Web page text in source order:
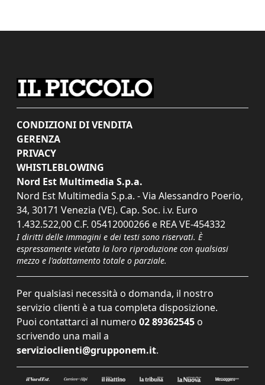
CONDIZIONI DI VENDITA
GERENZA
PRIVACY
WHISTLEBLOWING
Nord Est Multimedia S.p.a.
Nord Est Multimedia S.p.a. - Via Alessandro Poerio,
34, 30171 Venezia (VE). Cap. Soc. i.v. Euro
1.432.522,00 C.F. 05412000266 e REA VE-454332
I diritti delle immagini e dei testi sono riservati. È
espressamente vietata la loro riproduzione con qualsiasi
mezzo e l'adattamento totale o parziale.
Per qualsiasi necessità o domanda, il nostro
servizio clienti è a tua completa disposizione.
Puoi contattarci al numero 02 89362545 o
scrivendo una mail a
servizioclienti@grupponem.it.